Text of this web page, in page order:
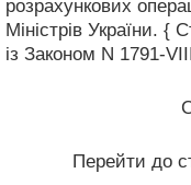
розрахункових
Міністрів України. {
із Законом N 1791-
Перейти до